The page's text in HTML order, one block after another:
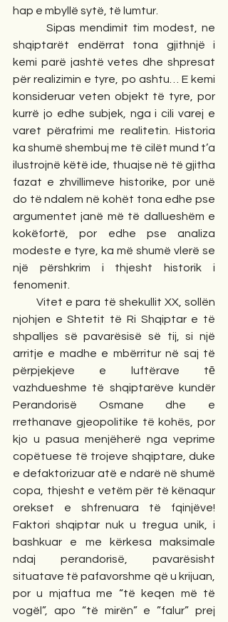
hap e mbyllë sytë, të lumtur.
        Sipas mendimit tim modest, ne
shqiptarët endërrat tona gjithnjë i
kemi parë jashtë vetes dhe shpresat
për realizimin e tyre, po ashtu… E kemi
konsideruar veten objekt të tyre, por
kurrë jo edhe subjek, nga i cili varej e
varet përafrimi me realitetin. Historia
ka shumë shembuj me të cilët mund t’a
ilustrojnë këtë ide, thuajse në të gjitha
fazat e zhvillimeve historike, por unë
do të ndalem në kohët tona edhe pse
argumentet janë më të dallueshëm e
kokëfortë, por edhe pse analiza
modeste e tyre, ka më shumë vlerë se
një përshkrim i thjesht historik i
fenomenit.
        Vitet e para të shekullit XX, sollën
njohjen e Shtetit të Ri Shqiptar e të
shpalljes së pavarësisë së tij, si një
arritje e madhe e mbërritur në saj të
përpjekjeve e luftërave tē
vazhdueshme të shqiptarëve kundër
Perandorisë Osmane dhe e
rrethanave gjeopolitike të kohës, por
kjo u pasua menjëherë nga veprime
copëtuese të trojeve shqiptare, duke
e defaktorizuar atë e ndarë në shumë
copa, thjesht e vetëm për të kënaqur
orekset e shfrenuara të fqinjëve!
Faktori shqiptar nuk u tregua unik, i
bashkuar e me kërkesa maksimale
ndaj perandorisë, pavarësisht
situatave të pafavorshme që u krijuan,
por u mjaftua me “të keqen më të
vogël”, apo “të mirën” e ”falur” prej